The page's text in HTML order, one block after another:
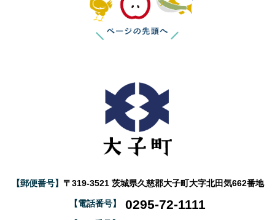
【郵便番号】 〒319-3521 茨城県久慈郡大子町大字北田気662番地
【電話番号】 0295-72-1111